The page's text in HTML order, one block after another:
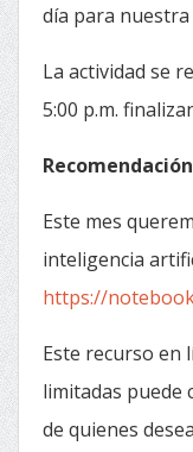
día para
La actividad se
5:00 p.m.
Este mes
inteligencia
https://
Este recurso en
limitadas puede
de quienes